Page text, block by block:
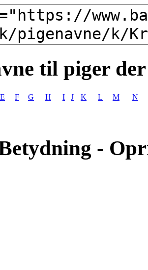
til piger
E F G H I J K L M N
-